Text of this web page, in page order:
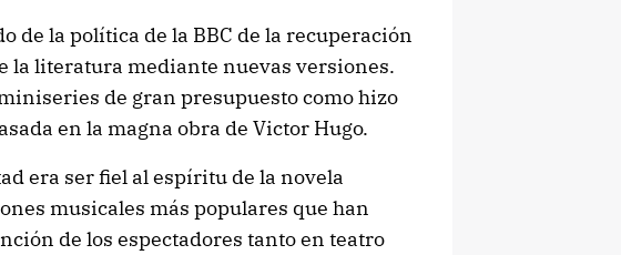
de la política de la BBC de la recuperación
la literatura mediante nuevas versiones.
de gran presupuesto como hizo
en la magna obra de Victor Hugo.
era ser fiel al espíritu de la novela
musicales más populares que han
de los espectadores tanto en teatro